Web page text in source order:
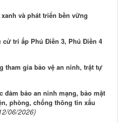
và phát triển bền vững
cử tri ấp Phú Điền 3, Phú Điền 4
tham gia bảo vệ an ninh, trật tự
đảm bảo an ninh mạng, bảo mật
phòng, chống thông tin xấu
06/2026)